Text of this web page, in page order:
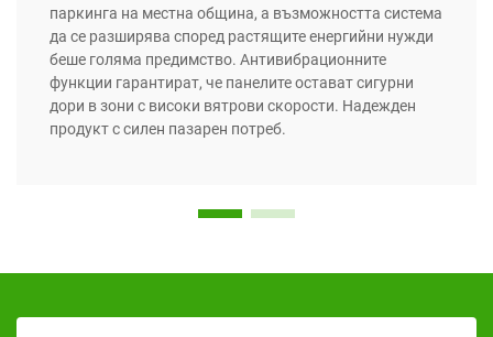
паркинга на местна община, а възможността система
да се разширява според растящите енергийни нужди
беше голяма предимство. Антивибрационните
функции гарантират, че панелите остават сигурни
дори в зони с високи вятрови скорости. Надежден
продукт с силен пазарен потреб.